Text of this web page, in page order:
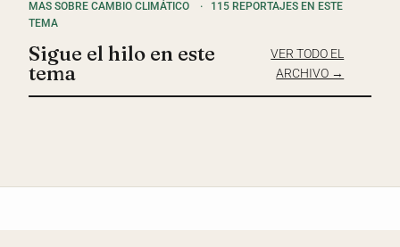
MAS SOBRE CAMBIO CLIMÁTICO · 115 REPORTAJES EN ESTE
TEMA
Sigue el hilo en este
tema
VER TODO EL
ARCHIVO →